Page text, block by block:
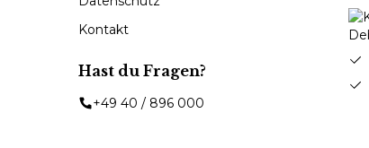
Kontakt
Hast du Fragen?
+49 40 / 896 000